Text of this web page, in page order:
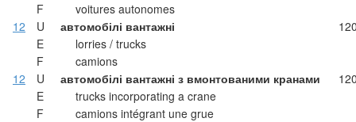
F
voitures autonomes
12
U автомобілі вантажні
E
lorries / trucks
F
camions
12
U автомобілі вантажні з вмонтованими кранами
E
trucks incorporating a crane
F
camions intégrant une grue